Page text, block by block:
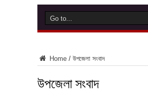
Home / উপজেলা সংবাদ
উপজেলা সংবাদ